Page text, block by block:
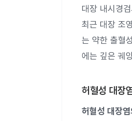
대장 내시경
최근 대장 조
는 약한 출혈
에는 깊은 궤
허혈성 대장
허혈성 대장